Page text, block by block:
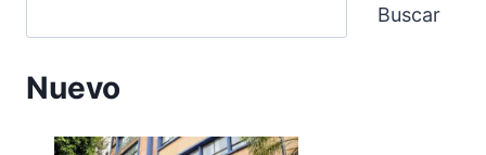
Buscar
Nuevo